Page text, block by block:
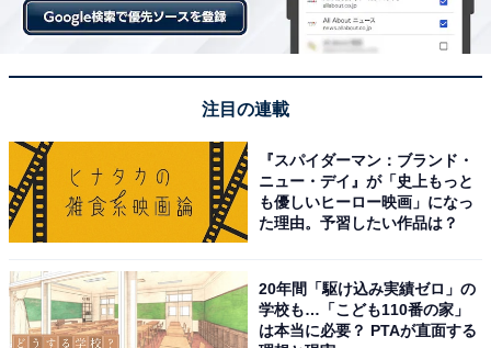
【6月の運勢】みずがめ座（水瓶座）
【6月の運勢】うお座（魚座）
注目の連載
『スパイダーマン：ブランド・
ニュー・デイ』が「史上もっと
も優しいヒーロー映画」になっ
た理由。予習したい作品は？
20年間「駆け込み実績ゼロ」の
学校も…「こども110番の家」
は本当に必要？ PTAが直面する